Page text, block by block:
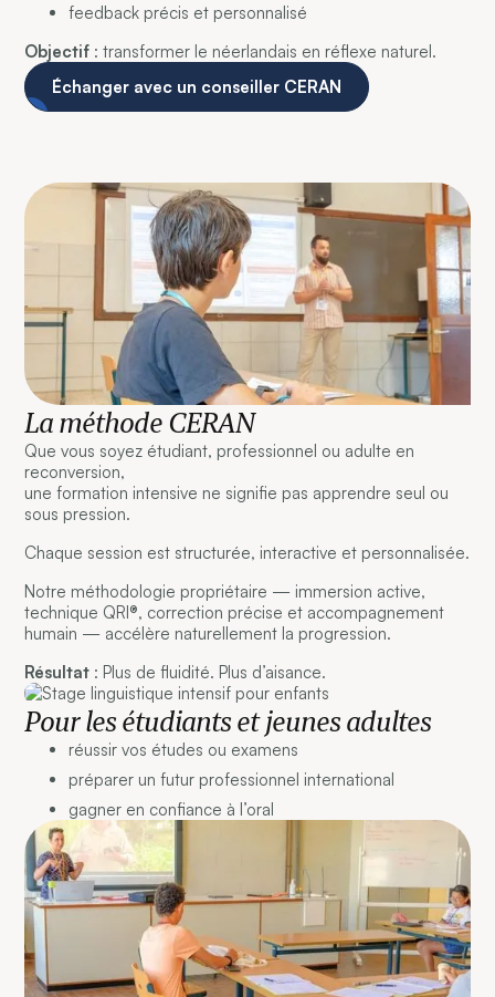
feedback précis et personnalisé
Objectif : transformer le néerlandais en réflexe naturel.
Échanger avec un conseiller CERAN
La méthode CERAN
Que vous soyez étudiant, professionnel ou adulte en
reconversion,
une formation intensive ne signifie pas apprendre seul ou
sous pression.
Chaque session est structurée, interactive et personnalisée.
Notre méthodologie propriétaire — immersion active,
technique QRI®, correction précise et accompagnement
humain — accélère naturellement la progression.
Résultat : Plus de fluidité. Plus d’aisance.
Pour les étudiants et jeunes adultes
réussir vos études ou examens
préparer un futur professionnel international
gagner en confiance à l’oral